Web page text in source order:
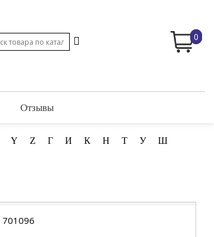
0
Отзывы
Y Z Г И К Н Т У Ш
701096